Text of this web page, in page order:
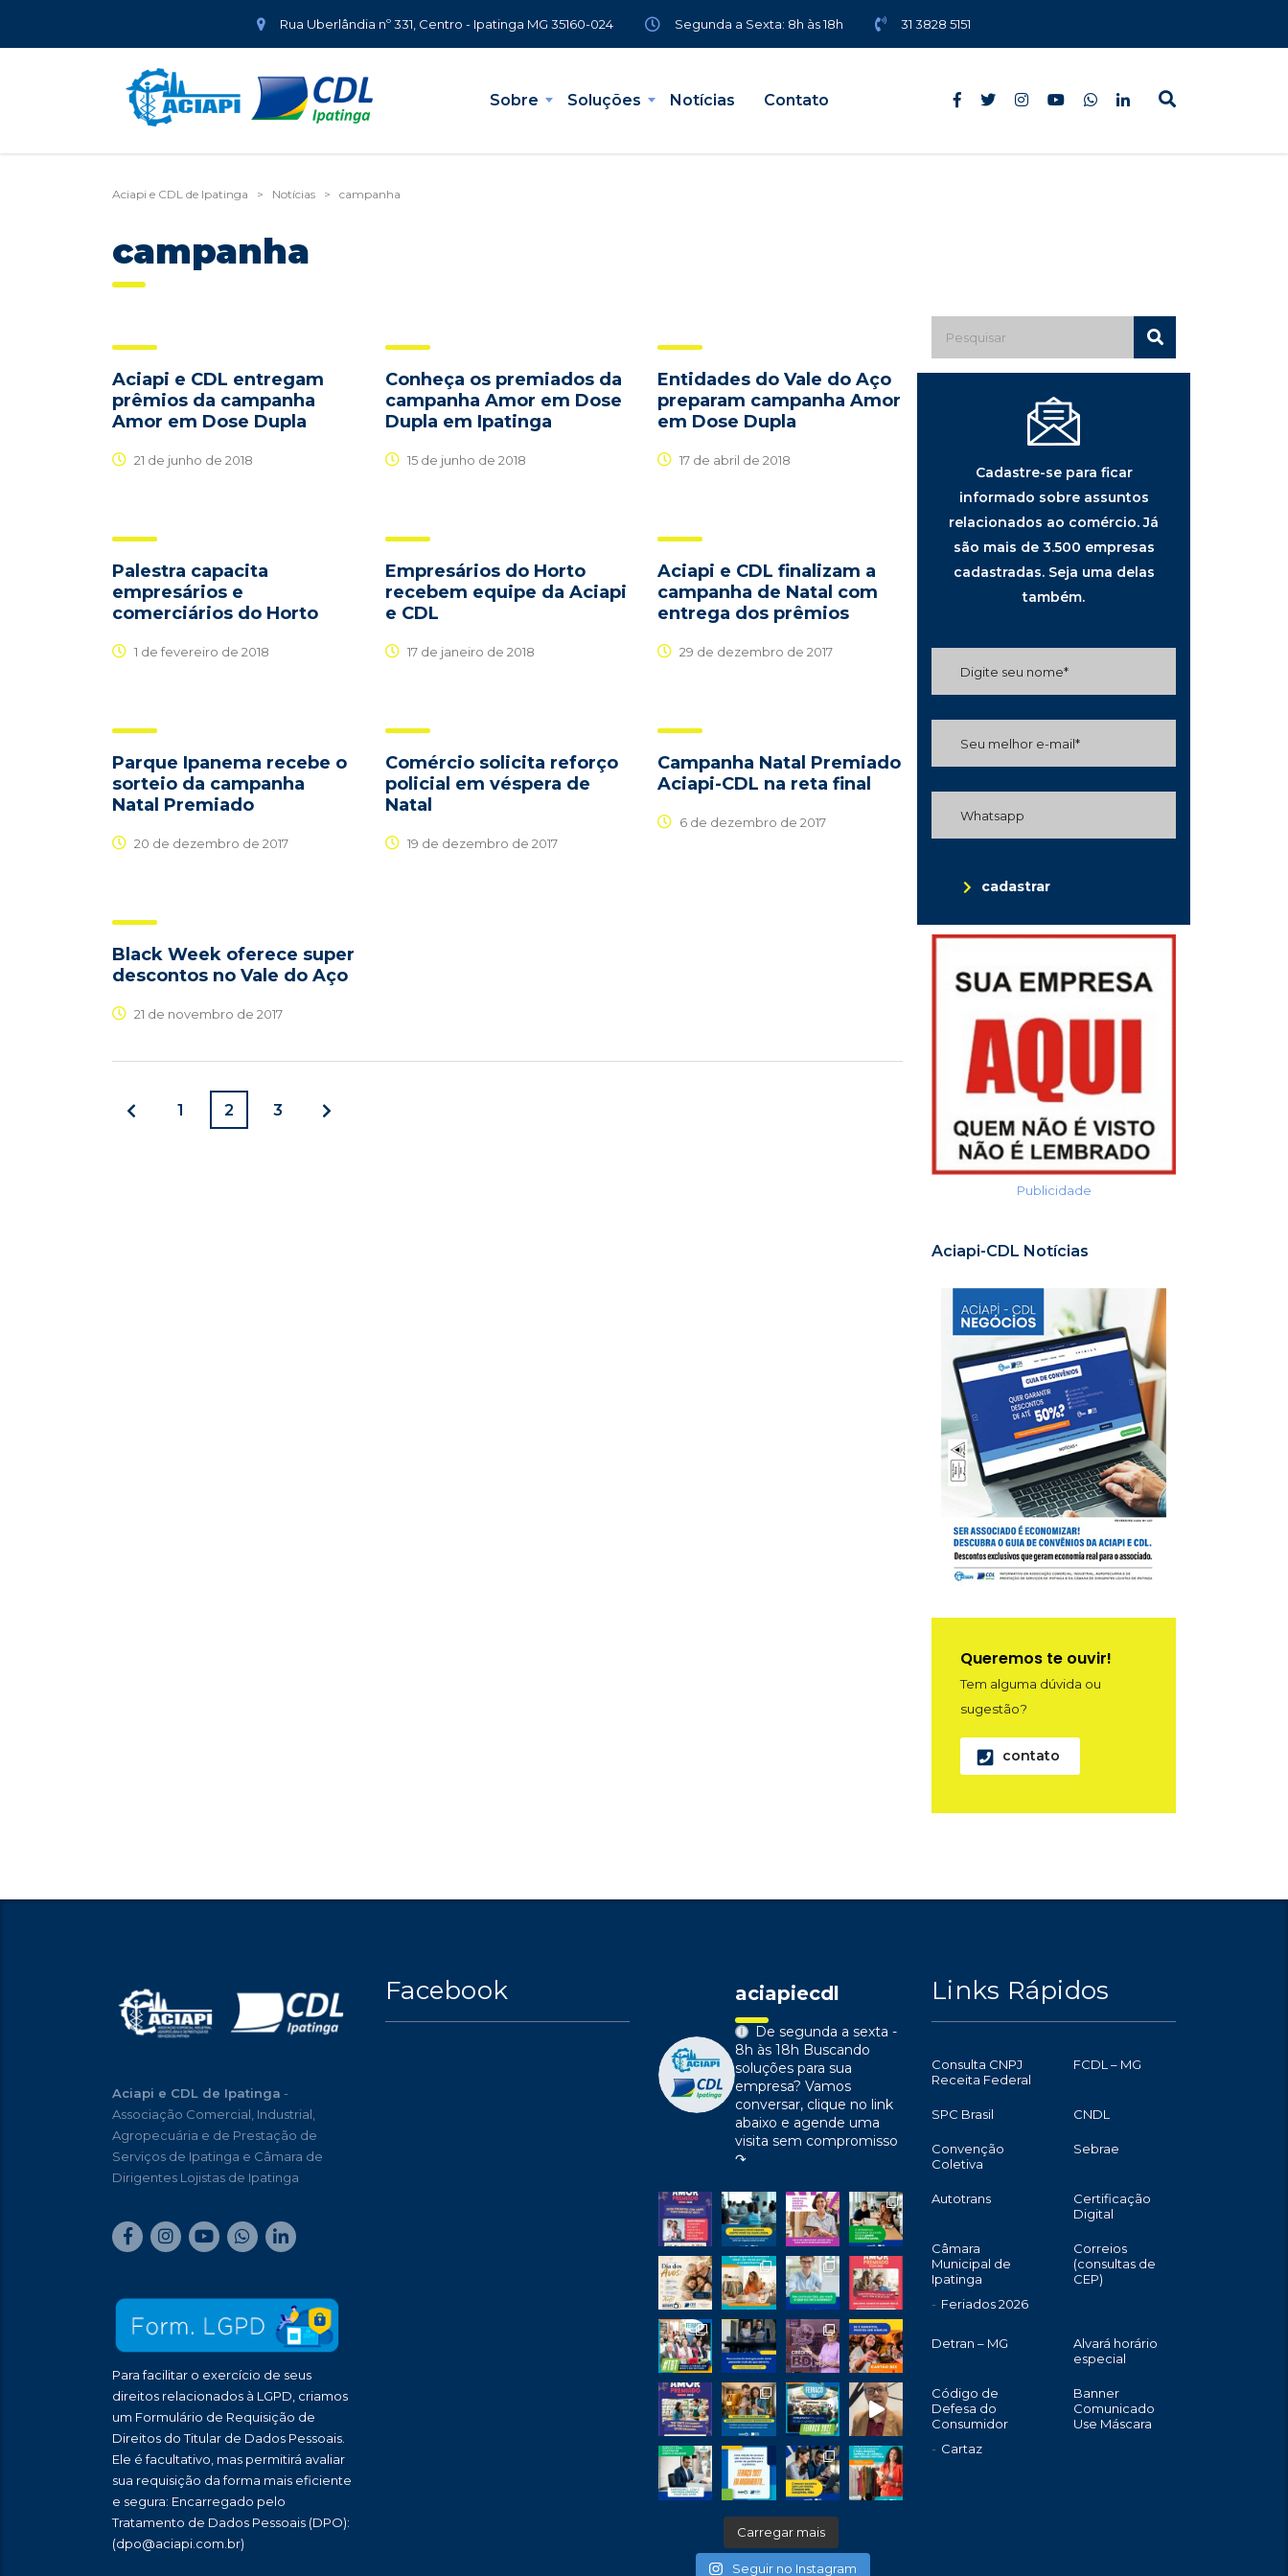
Rua Uberlândia nº 331, Centro - Ipatinga MG 35160-024 Segunda a Sexta: 8h às 18h 31 3828 5151
Sobre Soluções Notícias Contato
Aciapi e CDL de Ipatinga > Notícias > campanha
campanha
Aciapi e CDL entregam
prêmios da campanha
Amor em Dose Dupla
21 de junho de 2018
Conheça os premiados da
campanha Amor em Dose
Dupla em Ipatinga
15 de junho de 2018
Entidades do Vale do Aço
preparam campanha Amor
em Dose Dupla
17 de abril de 2018
Palestra capacita
empresários e
comerciários do Horto
1 de fevereiro de 2018
Empresários do Horto
recebem equipe da Aciapi
e CDL
17 de janeiro de 2018
Aciapi e CDL finalizam a
campanha de Natal com
entrega dos prêmios
29 de dezembro de 2017
Parque Ipanema recebe o
sorteio da campanha
Natal Premiado
20 de dezembro de 2017
Comércio solicita reforço
policial em véspera de
Natal
19 de dezembro de 2017
Campanha Natal Premiado
Aciapi-CDL na reta final
6 de dezembro de 2017
Black Week oferece super
descontos no Vale do Aço
21 de novembro de 2017
1 2 3
Cadastre-se para ficar
informado sobre assuntos
relacionados ao comércio. Já
são mais de 3.500 empresas
cadastradas. Seja uma delas
também.
cadastrar
Publicidade
Aciapi-CDL Notícias
Queremos te ouvir!
Tem alguma dúvida ou
sugestão?
contato
Aciapi e CDL de Ipatinga -
Associação Comercial, Industrial,
Agropecuária e de Prestação de
Serviços de Ipatinga e Câmara de
Dirigentes Lojistas de Ipatinga
Para facilitar o exercício de seus
direitos relacionados à LGPD, criamos
um Formulário de Requisição de
Direitos do Titular de Dados Pessoais.
Ele é facultativo, mas permitirá avaliar
sua requisição da forma mais eficiente
e segura: Encarregado pelo
Tratamento de Dados Pessoais (DPO):
(dpo@aciapi.com.br)
Facebook aciapiecdl
De segunda a sexta -
8h às 18h Buscando
soluções para sua
empresa? Vamos
conversar, clique no link
abaixo e agende uma
visita sem compromisso
↷
Carregar mais
Seguir no Instagram
Links Rápidos
Consulta CNPJ
Receita Federal
FCDL – MG
SPC Brasil CNDL
Convenção
Coletiva
Sebrae
Autotrans
Certificação
Digital
Câmara
Municipal de
Ipatinga
Feriados 2026
Correios
(consultas de
CEP)
Detran – MG
Alvará horário
especial
Código de
Defesa do
Consumidor
Cartaz
Banner
Comunicado
Use Máscara